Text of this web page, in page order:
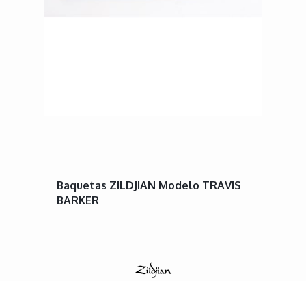
Baquetas ZILDJIAN Modelo TRAVIS
BARKER